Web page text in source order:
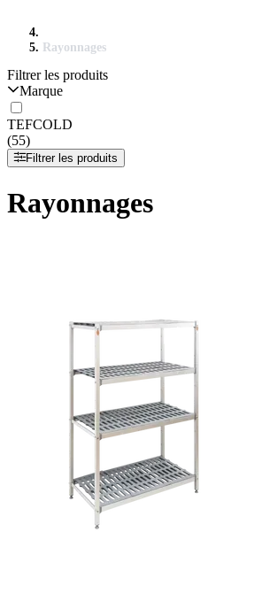
Rayonnages
Filtrer les produits
Marque
TEFCOLD
(55)
Filtrer les produits
Rayonnages